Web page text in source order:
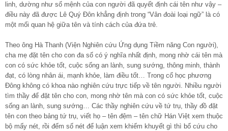
linh, dường như số mệnh của con người đã quyết định cái tên như vậy –
điều này đã được Lê Quý Đôn khẳng định trong “Vân đoài loại ngữ” là có
một mối quan hệ giữa tên và tính cách của đứa trẻ.
Theo ông Hà Thanh (Viện Nghiên cứu Ứng dụng Tiềm năng Con người),
cha mẹ đặt tên cho con đa số có ý nghĩa nhất định, mong nhờ cái tên mà
con có sức khỏe tốt, cuộc sống an lành, sung sướng, thông minh, thành
đạt, có lòng nhân ái, mạnh khỏe, làm điều tốt… Trong cổ học phương
Đông không có khoa nào nghiên cứu trực tiếp về tên người. Nhiều người
tìm thầy để đặt tên cho con, mong nhờ tên mà con có sức khỏe tốt, cuộc
sống an lành, sung sướng… Các thầy nghiên cứu về tứ trụ, thầy đồ đặt
tên con theo bảng tứ trụ, viết họ – tên đệm – tên chữ Hán Việt xem thuộc
bộ mấy nét, rồi đếm số nét để luận xem khiếm khuyết gì thì bổ cứu cho